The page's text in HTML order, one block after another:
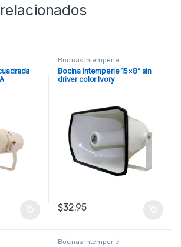
Bocinas Intemperie
Bocina intemperie 15×8” sin
driver color Ivory
$32.95
Bocinas Intemperie